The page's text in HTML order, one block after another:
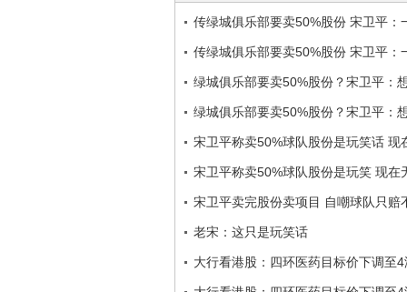
传绿城俱乐部要卖50%股份 宋卫平：
传绿城俱乐部要卖50%股份 宋卫平：
绿城俱乐部要卖50%股份？宋卫平：
绿城俱乐部要卖50%股份？宋卫平：
宋卫平称卖50%球队股份是玩笑话 现
宋卫平称卖50%球队股份是玩笑 现在
宋卫平卖完股份卖项目 自嘲球队只赔
老宋：这只是玩笑话
大行看港股：四环医药目标价下调至4